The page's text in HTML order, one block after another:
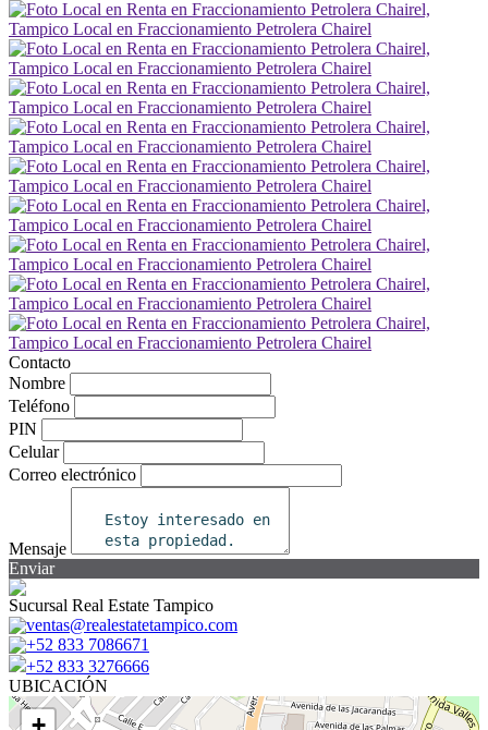
Contacto
Nombre
Teléfono
PIN
Celular
Correo electrónico
Mensaje
Enviar
Sucursal Real Estate Tampico
ventas@realestatetampico.com
+52 833 7086671
+52 833 3276666
UBICACIÓN